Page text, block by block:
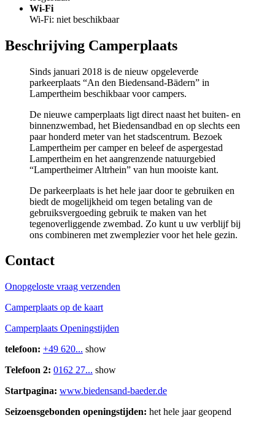
Wi-Fi
Wi-Fi: niet beschikbaar
Beschrijving Camperplaats
Sinds januari 2018 is de nieuw opgeleverde
parkeerplaats “An den Biedensand-Bädern” in
Lampertheim beschikbaar voor campers.
De nieuwe camperplaats ligt direct naast het buiten- en
binnenzwembad, het Biedensandbad en op slechts een
paar honderd meter van het stadscentrum. Bezoek
Lampertheim per camper en beleef de aspergestad
Lampertheim en het aangrenzende natuurgebied
“Lampertheimer Altrhein” van hun mooiste kant.
De parkeerplaats is het hele jaar door te gebruiken en
biedt de mogelijkheid om tegen betaling van de
gebruiksvergoeding gebruik te maken van het
tegenoverliggende zwembad. Zo kunt u uw verblijf bij
ons combineren met zwemplezier voor het hele gezin.
Contact
Onopgeloste vraag verzenden
Camperplaats op de kaart
Camperplaats Openingstijden
telefoon: +49 620... show
Telefoon 2: 0162 27... show
Startpagina: www.biedensand-baeder.de
Seizoensgebonden openingstijden: het hele jaar geopend